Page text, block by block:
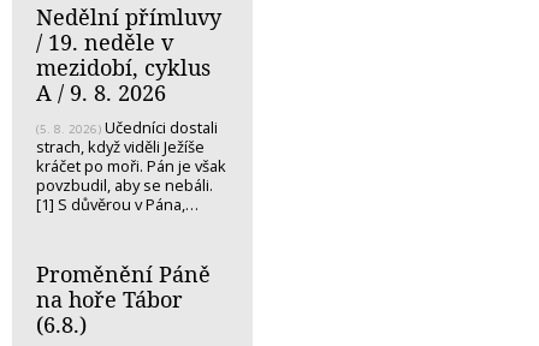
Nedělní přímluvy
/ 19. neděle v
mezidobí, cyklus
A / 9. 8. 2026
(5. 8. 2026) Učedníci dostali
strach, když viděli Ježíše
kráčet po moři. Pán je však
povzbudil, aby se nebáli.
[1] S důvěrou v Pána,…
Proměnění Páně
na hoře Tábor
(6.8.)